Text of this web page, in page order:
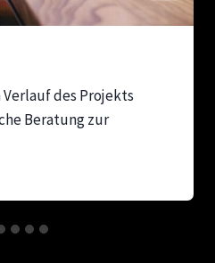
des Projekts
Beratung zur